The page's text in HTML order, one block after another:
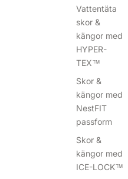
Vattentäta
skor &
kängor med
HYPER-
TEX™
Skor &
kängor med
NestFIT
passform
Skor &
kängor med
ICE-LOCK™